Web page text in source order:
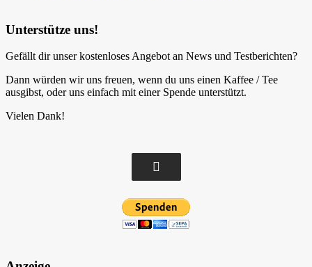
Unterstütze uns!
Gefällt dir unser kostenloses Angebot an News und Testberichten?
Dann würden wir uns freuen, wenn du uns einen Kaffee / Tee
ausgibst, oder uns einfach mit einer Spende unterstützt.
Vielen Dank!